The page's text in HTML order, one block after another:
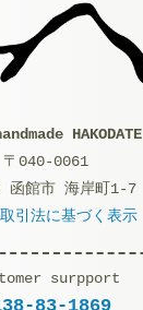
HAKODATE
〒040-0061
函館市 海岸町1-7
引法に基づく表示
surpport